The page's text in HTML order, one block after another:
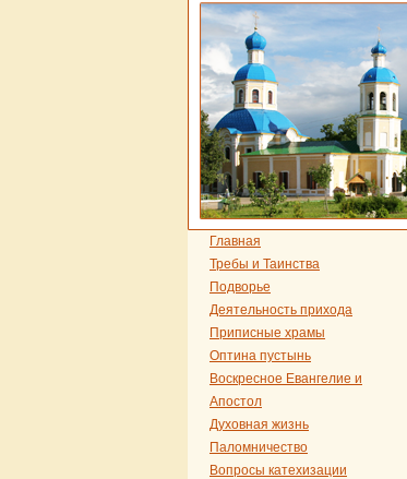
Главная
Требы и Таинства
Подворье
Деятельность прихода
Приписные храмы
Оптина пустынь
Воскресное Евангелие и
Апостол
Духовная жизнь
Паломничество
Вопросы катехизации